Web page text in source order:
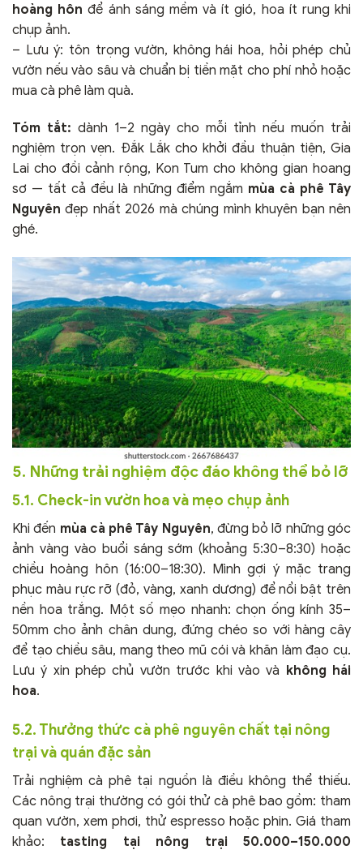
hoàng hôn để ánh sáng mềm và ít gió, hoa ít rung khi
chụp ảnh.
– Lưu ý: tôn trọng vườn, không hái hoa, hỏi phép chủ
vườn nếu vào sâu và chuẩn bị tiền mặt cho phí nhỏ hoặc
mua cà phê làm quà.
Tóm tắt: dành 1–2 ngày cho mỗi tỉnh nếu muốn trải
nghiệm trọn vẹn. Đắk Lắk cho khởi đầu thuận tiện, Gia
Lai cho đồi cảnh rộng, Kon Tum cho không gian hoang
sơ — tất cả đều là những điểm ngắm mùa cà phê Tây
Nguyên đẹp nhất 2026 mà chúng mình khuyên bạn nên
ghé.
5. Những trải nghiệm độc đáo không thể bỏ lỡ
5.1. Check-in vườn hoa và mẹo chụp ảnh
Khi đến mùa cà phê Tây Nguyên, đừng bỏ lỡ những góc
ảnh vàng vào buổi sáng sớm (khoảng 5:30–8:30) hoặc
chiều hoàng hôn (16:00–18:30). Mình gợi ý mặc trang
phục màu rực rỡ (đỏ, vàng, xanh dương) để nổi bật trên
nền hoa trắng. Một số mẹo nhanh: chọn ống kính 35–
50mm cho ảnh chân dung, đứng chéo so với hàng cây
để tạo chiều sâu, mang theo mũ cói và khăn làm đạo cụ.
Lưu ý xin phép chủ vườn trước khi vào và không hái
hoa.
5.2. Thưởng thức cà phê nguyên chất tại nông
trại và quán đặc sản
Trải nghiệm cà phê tại nguồn là điều không thể thiếu.
Các nông trại thường có gói thử cà phê bao gồm: tham
quan vườn, xem phơi, thử espresso hoặc phin. Giá tham
khảo: tasting tại nông trại 50.000–150.000